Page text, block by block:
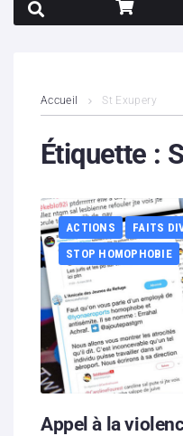
Contenus litigieux
Boutique
Partenaires
Contacts
Hébergement solidaire
Accueil St Exupery
Étiquette :
ACTIONS FAITS
STOP HOMOPHOBIE
Appel à la